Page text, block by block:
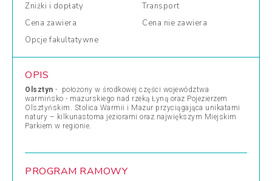
Zniżki i dopłaty
Transport
Cena zawiera Cena nie zawiera
Opcje fakultatywne
OPIS
Olsztyn - położony w środkowej części województwa
warmińsko - mazurskiego nad rzeką Łyną oraz Pojezierzem
Olsztyńskim. Stolica Warmii i Mazur przyciągająca unikatami
natury – kilkunastoma jeziorami oraz największym Miejskim
Parkiem w regionie.
PROGRAM RAMOWY